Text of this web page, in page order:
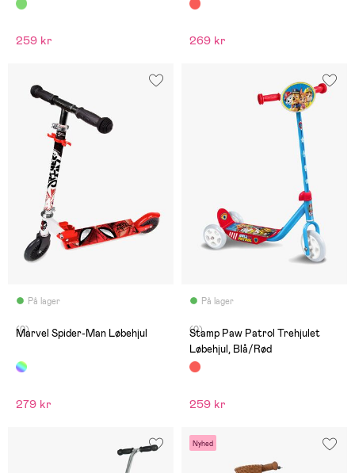
259 kr 269 kr
På lager
(0)
Marvel Spider-Man Løbehjul
279 kr
På lager
(0)
Stamp Paw Patrol Trehjulet
Løbehjul, Blå/Rød
259 kr
Nyhed